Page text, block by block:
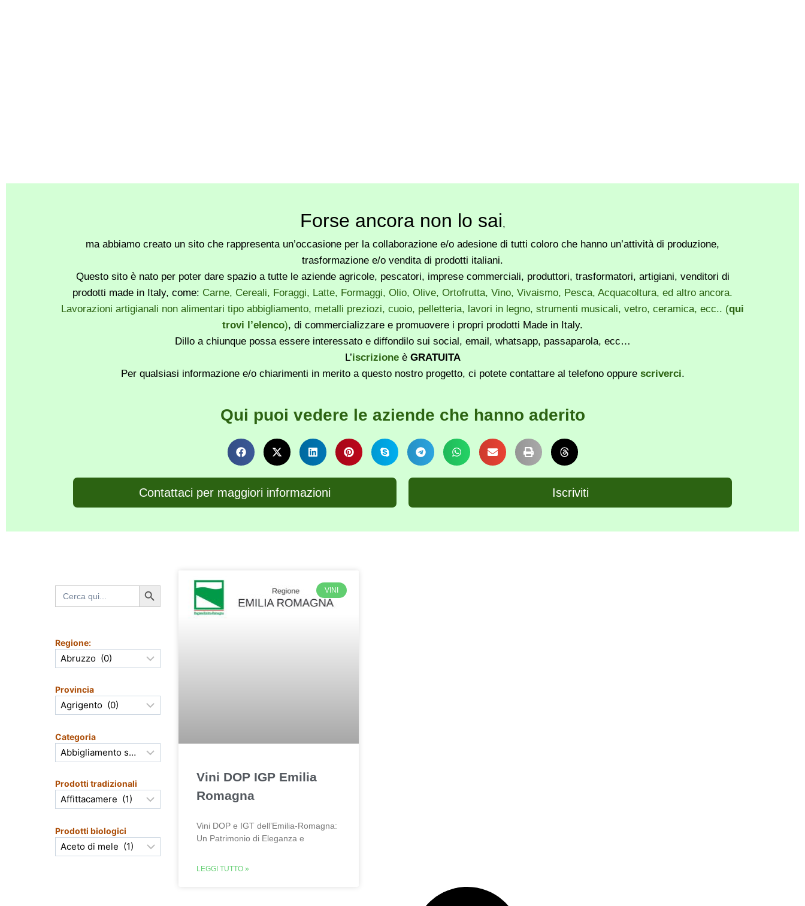
Forse ancora non lo sai,
ma abbiamo creato un sito che rappresenta un’occasione per la collaborazione e/o adesione di tutti coloro che hanno un’attività di produzione,
trasformazione e/o vendita di prodotti italiani.
Questo sito è nato per poter dare spazio a tutte le aziende agricole, pescatori, imprese commerciali, produttori, trasformatori, artigiani, venditori di
prodotti made in Italy, come: Carne, Cereali, Foraggi, Latte, Formaggi, Olio, Olive, Ortofrutta, Vino, Vivaismo, Pesca, Acquacoltura, ed altro ancora.
Lavorazioni artigianali non alimentari tipo abbigliamento, metalli preziozi, cuoio, pelletteria, lavori in legno, strumenti musicali, vetro, ceramica, ecc.. (qui
trovi l’elenco), di commercializzare e promuovere i propri prodotti Made in Italy.
Dillo a chiunque possa essere interessato e diffondilo sui social, email, whatsapp, passaparola, ecc…
L’iscrizioneè GRATUITA
Per qualsiasi informazione e/o chiarimenti in merito a questo nostro progetto, ci potete contattare al telefono oppure scriverci.
Qui puoi vedere le aziende che hanno aderito
Contattaci per maggiori informazioni Iscriviti
Search
for:
Search Button
Regione:
Provincia
Categoria
Prodotti tradizionali
Prodotti biologici
VINI
Vini DOP IGP Emilia
Romagna
Vini DOP e IGT dell’Emilia-Romagna:
Un Patrimonio di Eleganza e
LEGGI TUTTO »